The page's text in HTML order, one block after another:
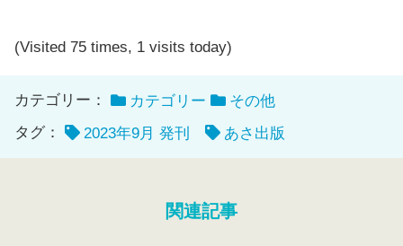
(Visited 75 times, 1 visits today)
カテゴリー： カテゴリー
その他
タグ：
2023年9月 発刊 あさ出版
関連記事